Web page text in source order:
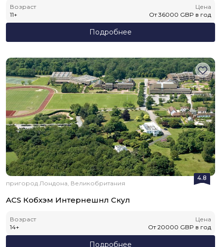
Возраст
11+
Цена
От 36000 GBP в год
Подробнее
4.8
пригород Лондона, Великобритания
ACS Кобхэм Интернешнл Скул
Возраст
14+
Цена
От 20000 GBP в год
Подробнее